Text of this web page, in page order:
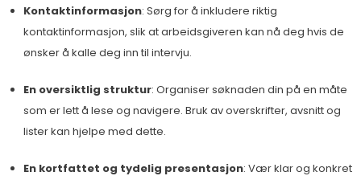
Kontaktinformasjon: Sørg for å inkludere riktig
kontaktinformasjon, slik at arbeidsgiveren kan nå deg hvis de
ønsker å kalle deg inn til intervju.
En oversiktlig struktur: Organiser søknaden din på en måte
som er lett å lese og navigere. Bruk av overskrifter, avsnitt og
lister kan hjelpe med dette.
En kortfattet og tydelig presentasjon: Vær klar og konkret